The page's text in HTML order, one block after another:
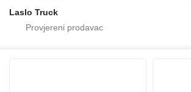
Laslo Truck